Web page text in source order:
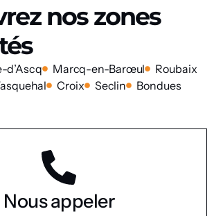
nos zones
d’Ascq Marcq-en-Barœul
Roubaix
Croix Seclin Bondues
Nous appeler